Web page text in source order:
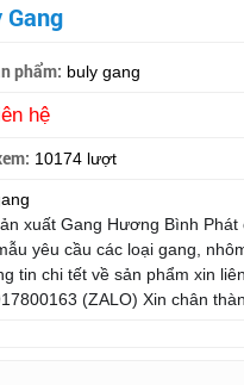
Gang
phẩm: buly gang
hệ
10174 lượt
xuất Gang Hương Bình Phát
yêu cầu các loại gang,
tin chi tết về sản phẩm xin
(ZALO) Xin chân